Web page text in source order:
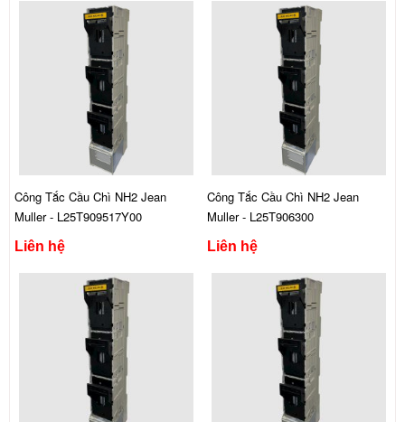
Công Tắc Cầu Chì NH2 Jean
Muller - L25T909517Y00
Liên hệ
Công Tắc Cầu Chì NH2 Jean
Muller - L25T906300
Liên hệ